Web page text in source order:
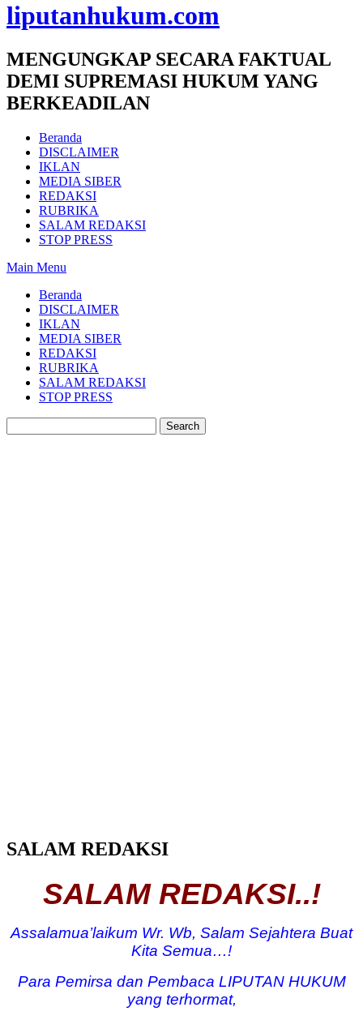
liputanhukum.com
MENGUNGKAP SECARA FAKTUAL
DEMI SUPREMASI HUKUM YANG
BERKEADILAN
Beranda
DISCLAIMER
IKLAN
MEDIA SIBER
REDAKSI
RUBRIKA
SALAM REDAKSI
STOP PRESS
Main Menu
Beranda
DISCLAIMER
IKLAN
MEDIA SIBER
REDAKSI
RUBRIKA
SALAM REDAKSI
STOP PRESS
SALAM REDAKSI
SALAM REDAKSI..!
Assalamua’laikum Wr. Wb, Salam Sejahtera Buat
Kita Semua…!
Para Pemirsa dan Pembaca LIPUTAN HUKUM
yang terhormat,